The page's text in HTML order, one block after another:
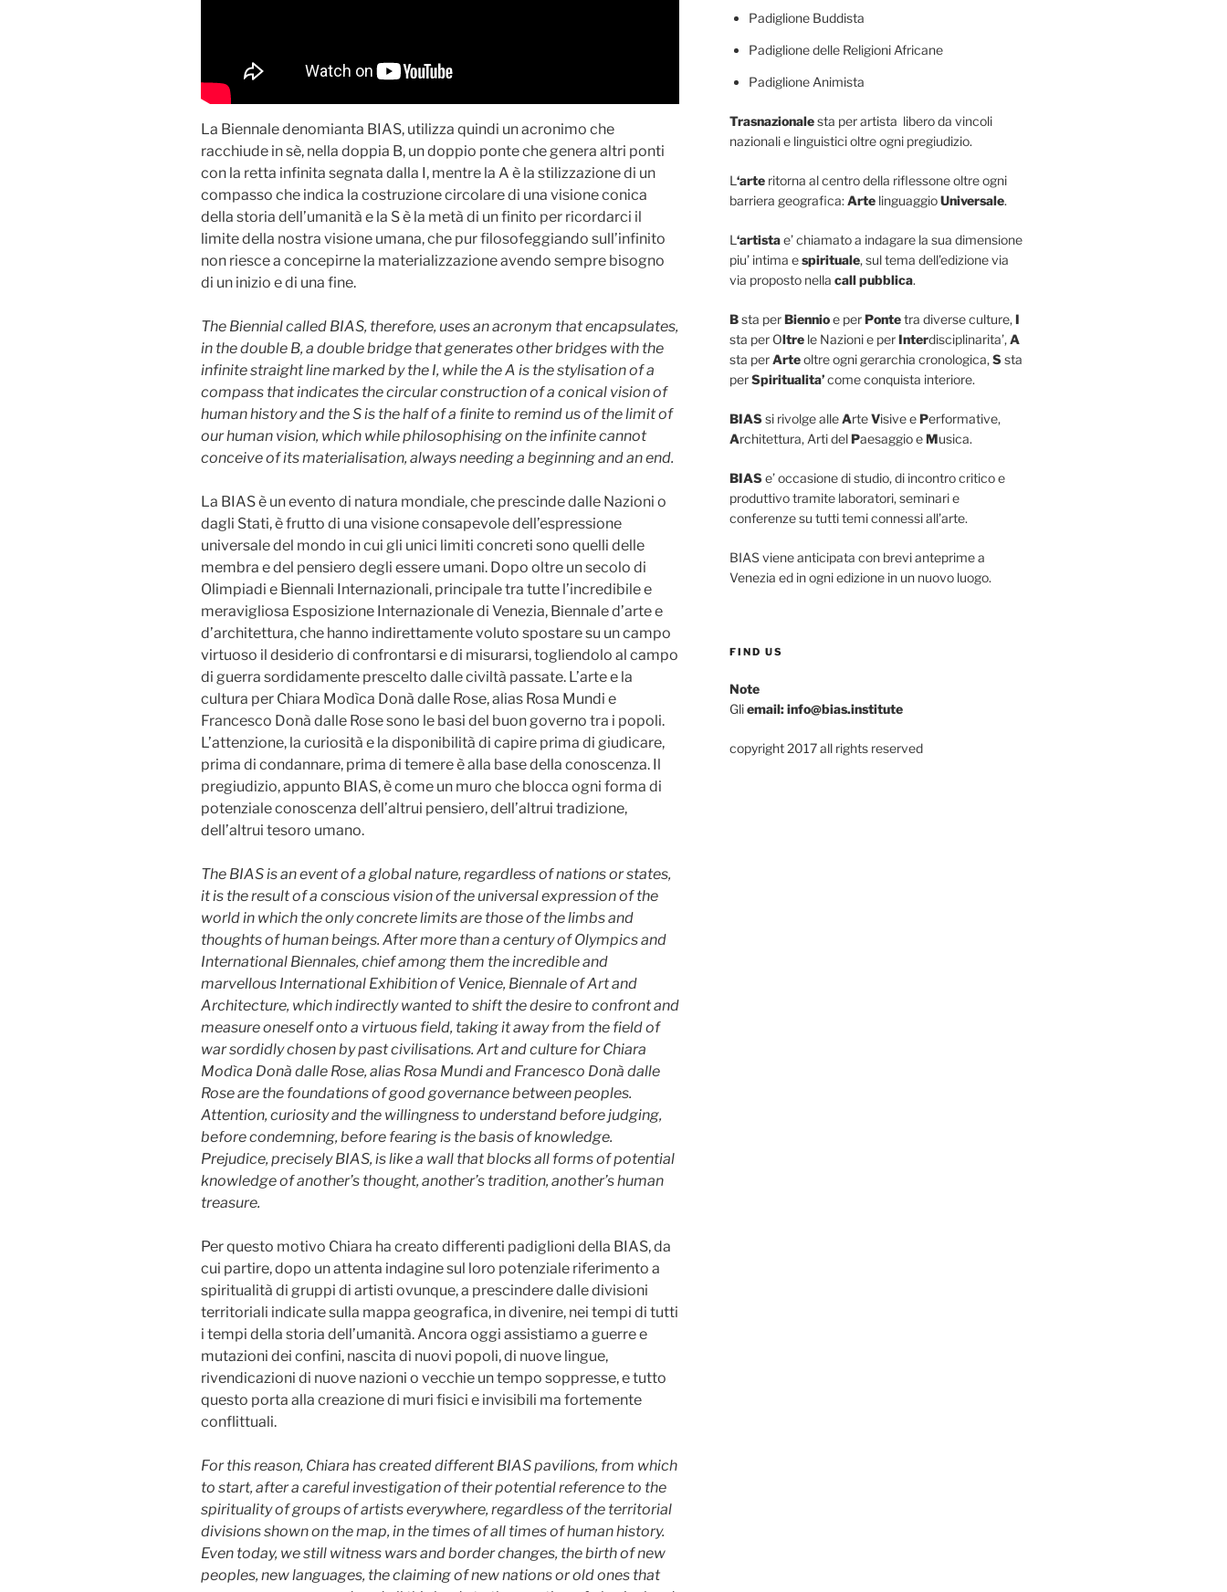
La Biennale denomianta BIAS, utilizza quindi un acronimo che
racchiude in sè, nella doppia B, un doppio ponte che genera altri ponti
con la retta infinita segnata dalla I, mentre la A è la stilizzazione di un
compasso che indica la costruzione circolare di una visione conica
della storia dell’umanità e la S è la metà di un finito per ricordarci il
limite della nostra visione umana, che pur filosofeggiando sull’infinito
non riesce a concepirne la materializzazione avendo sempre bisogno
di un inizio e di una fine.
The Biennial called BIAS, therefore, uses an acronym that encapsulates,
in the double B, a double bridge that generates other bridges with the
infinite straight line marked by the I, while the A is the stylisation of a
compass that indicates the circular construction of a conical vision of
human history and the S is the half of a finite to remind us of the limit of
our human vision, which while philosophising on the infinite cannot
conceive of its materialisation, always needing a beginning and an end.
La BIAS è un evento di natura mondiale, che prescinde dalle Nazioni o
dagli Stati, è frutto di una visione consapevole dell’espressione
universale del mondo in cui gli unici limiti concreti sono quelli delle
membra e del pensiero degli essere umani. Dopo oltre un secolo di
Olimpiadi e Biennali Internazionali, principale tra tutte l’incredibile e
meravigliosa Esposizione Internazionale di Venezia, Biennale d’arte e
d’architettura, che hanno indirettamente voluto spostare su un campo
virtuoso il desiderio di confrontarsi e di misurarsi, togliendolo al campo
di guerra sordidamente prescelto dalle civiltà passate. L’arte e la
cultura per Chiara Modìca Donà dalle Rose, alias Rosa Mundi e
Francesco Donà dalle Rose sono le basi del buon governo tra i popoli.
L’attenzione, la curiosità e la disponibilità di capire prima di giudicare,
prima di condannare, prima di temere è alla base della conoscenza. Il
pregiudizio, appunto BIAS, è come un muro che blocca ogni forma di
potenziale conoscenza dell’altrui pensiero, dell’altrui tradizione,
dell’altrui tesoro umano.
The BIAS is an event of a global nature, regardless of nations or states,
it is the result of a conscious vision of the universal expression of the
world in which the only concrete limits are those of the limbs and
thoughts of human beings. After more than a century of Olympics and
International Biennales, chief among them the incredible and
marvellous International Exhibition of Venice, Biennale of Art and
Architecture, which indirectly wanted to shift the desire to confront and
measure oneself onto a virtuous field, taking it away from the field of
war sordidly chosen by past civilisations. Art and culture for Chiara
Modìca Donà dalle Rose, alias Rosa Mundi and Francesco Donà dalle
Rose are the foundations of good governance between peoples.
Attention, curiosity and the willingness to understand before judging,
before condemning, before fearing is the basis of knowledge.
Prejudice, precisely BIAS, is like a wall that blocks all forms of potential
knowledge of another’s thought, another’s tradition, another’s human
treasure.
Per questo motivo Chiara ha creato differenti padiglioni della BIAS, da
cui partire, dopo un attenta indagine sul loro potenziale riferimento a
spiritualità di gruppi di artisti ovunque, a prescindere dalle divisioni
territoriali indicate sulla mappa geografica, in divenire, nei tempi di tutti
i tempi della storia dell’umanità. Ancora oggi assistiamo a guerre e
mutazioni dei confini, nascita di nuovi popoli, di nuove lingue,
rivendicazioni di nuove nazioni o vecchie un tempo soppresse, e tutto
questo porta alla creazione di muri fisici e invisibili ma fortemente
conflittuali.
For this reason, Chiara has created different BIAS pavilions, from which
to start, after a careful investigation of their potential reference to the
spirituality of groups of artists everywhere, regardless of the territorial
divisions shown on the map, in the times of all times of human history.
Even today, we still witness wars and border changes, the birth of new
peoples, new languages, the claiming of new nations or old ones that
Padiglione Buddista
Padiglione delle Religioni Africane
Padiglione Animista
Trasnazionalesta per artista libero da vincoli
nazionali e linguistici oltre ogni pregiudizio.
L ‘arteritorna al centro della riflessone oltre ogni
barriera geografica:ArtelinguaggioUniversale.
L ‘artistae’ chiamato a indagare la sua dimensione
piu’ intima espirituale, sul tema dell’edizione via
via proposto nella call pubblica.
Bsta perBiennioe perPontetra diverse culture,I
sta per Oltrele Nazioni e perInterdisciplinarita’,A
sta perArteoltre ogni gerarchia cronologica,Ssta
perSpiritualita’come conquista interiore.
BIASsi rivolge alleArteVisive ePerformative,
Architettura, Arti delPaesaggio eMusica.
BIASe’ occasione di studio, di incontro critico e
produttivo tramite laboratori, seminari e
conferenze su tutti temi connessi all’arte.
BIAS viene anticipata con brevi anteprime a
Venezia ed in ogni edizione in un nuovo luogo.
FIND US
Note
Gliemail: info@bias.institute
copyright 2017 all rights reserved